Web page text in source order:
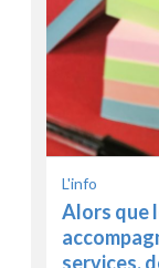
L'info
Alors que
services,